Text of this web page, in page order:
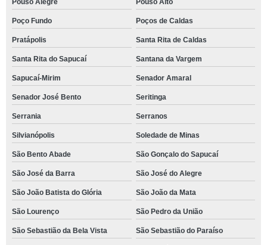
Pouso Alegre Pouso Alto
Poço Fundo Poços de Caldas
Pratápolis Santa Rita de Caldas
Santa Rita do Sapucaí Santana da Vargem
Sapucaí-Mirim Senador Amaral
Senador José Bento Seritinga
Serrania Serranos
Silvianópolis Soledade de Minas
São Bento Abade São Gonçalo do Sapucaí
São José da Barra São José do Alegre
São João Batista do Glória São João da Mata
São Lourenço São Pedro da União
São Sebastião da Bela Vista São Sebastião do Paraíso